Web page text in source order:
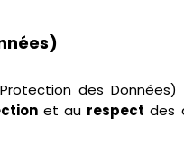
des
et au respect des